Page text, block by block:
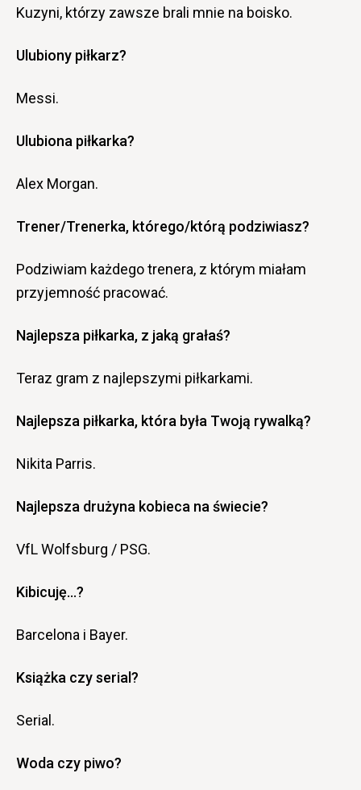
Kuzyni, którzy zawsze brali mnie na boisko.
Ulubiony piłkarz?
Messi.
Ulubiona piłkarka?
Alex Morgan.
Trener/Trenerka, którego/którą podziwiasz?
Podziwiam każdego trenera, z którym miałam
przyjemność pracować.
Najlepsza piłkarka, z jaką grałaś?
Teraz gram z najlepszymi piłkarkami.
Najlepsza piłkarka, która była Twoją rywalką?
Nikita Parris.
Najlepsza drużyna kobieca na świecie?
VfL Wolfsburg / PSG.
Kibicuję…?
Barcelona i Bayer.
Książka czy serial?
Serial.
Woda czy piwo?